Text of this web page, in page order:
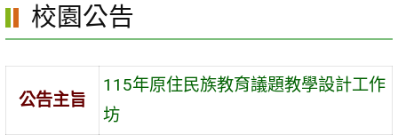
容
區
校園公告
公告主旨
115年原住民族教育議題教學設計工作
坊